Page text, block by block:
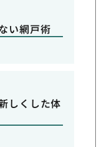
い網戸術
しくした体